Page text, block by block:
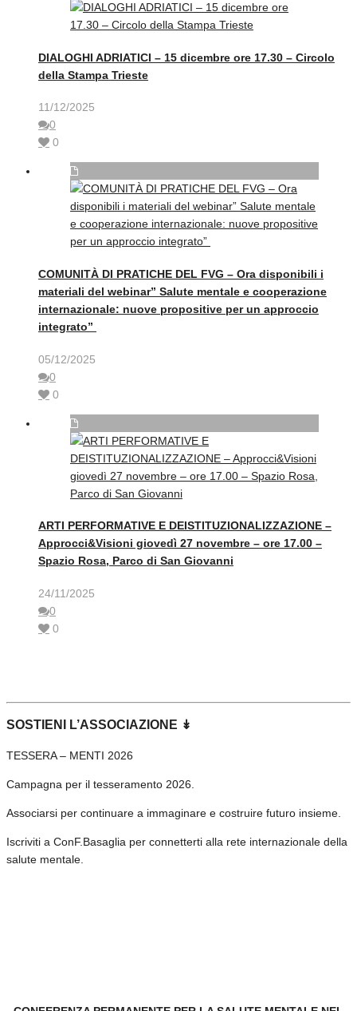
DIALOGHI ADRIATICI – 15 dicembre ore 17.30 – Circolo
della Stampa Trieste
11/12/2025
0
0
COMUNITÀ DI PRATICHE DEL FVG – Ora disponibili i
materiali del webinar” Salute mentale e cooperazione
internazionale: nuove propositive per un approccio
integrato”
05/12/2025
0
0
ARTI PERFORMATIVE E DEISTITUZIONALIZZAZIONE –
Approcci&Visioni giovedì 27 novembre – ore 17.00 –
Spazio Rosa, Parco di San Giovanni
24/11/2025
0
0
SOSTIENI L’ASSOCIAZIONE ↡
TESSERA – MENTI 2026
Campagna per il tesseramento 2026.
Associarsi per continuare a immaginare e costruire futuro insieme.
Iscriviti a ConF.Basaglia per connetterti alla rete internazionale della
salute mentale.